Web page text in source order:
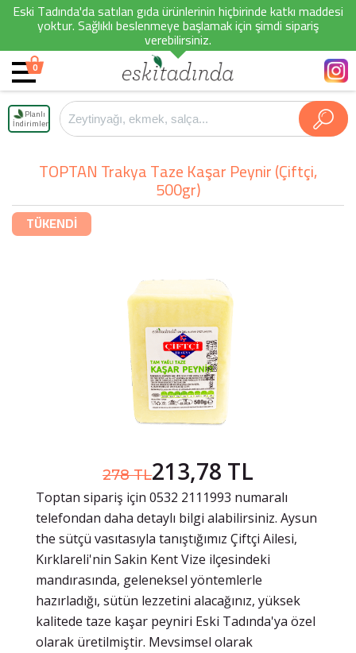
Eski Tadında'da satılan gıda ürünlerinin hiçbirinde katkı maddesi
yoktur. Sağlıklı beslenmeye başlamak için şimdi sipariş
verebilirsiniz.
0
Planlı
İndirimler
TOPTAN Trakya Taze Kaşar Peynir (Çiftçi,
500gr)
TÜKENDİ
278 TL213,78 TL
Toptan sipariş için 0532 2111993 numaralı
telefondan daha detaylı bilgi alabilirsiniz. Aysun
the sütçü vasıtasıyla tanıştığımız Çiftçi Ailesi,
Kırklareli'nin Sakin Kent Vize ilçesindeki
mandırasında, geleneksel yöntemlerle
hazırladığı, sütün lezzetini alacağınız, yüksek
kalitede taze kaşar peyniri Eski Tadında'ya özel
olarak üretilmiştir. Mevsimsel olarak